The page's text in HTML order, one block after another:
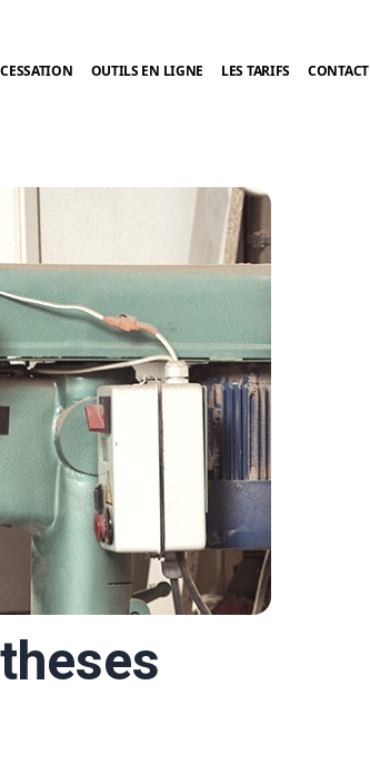
CESSATION OUTILS EN LIGNE LES TARIFS CONTACT